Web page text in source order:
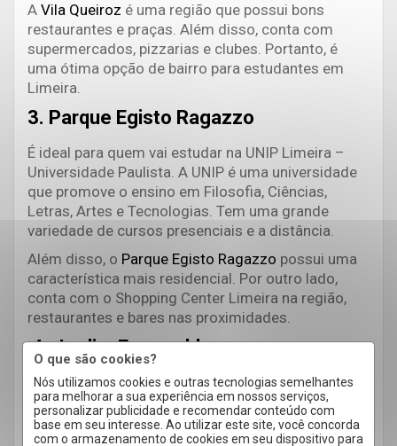
O que são cookies?
Nós utilizamos cookies e outras tecnologias semelhantes
para melhorar a sua experiência em nossos serviços,
personalizar publicidade e recomendar conteúdo com
base em seu interesse. Ao utilizar este site, você concorda
com o armazenamento de cookies em seu dispositivo para
A Vila Queiroz é uma região que possui bons
restaurantes e praças. Além disso, conta com
supermercados, pizzarias e clubes. Portanto, é
uma ótima opção de bairro para estudantes em
Limeira.
3. Parque Egisto Ragazzo
É ideal para quem vai estudar na UNIP Limeira –
Universidade Paulista. A UNIP é uma universidade
que promove o ensino em Filosofia, Ciências,
Letras, Artes e Tecnologias. Tem uma grande
variedade de cursos presenciais e a distância.
Além disso, o Parque Egisto Ragazzo possui uma
característica mais residencial. Por outro lado,
conta com o Shopping Center Limeira na região,
restaurantes e bares nas proximidades.
4. Jardim Esmeralda
É vizinho ao bairro Chácara Boa Vista da Graminha,
onde está localizada a ISCA Faculdades – Instituto
Superior de Ciências Aplicadas de Limeira. Mas,
como o Chácara Boa Vista da Graminha é um